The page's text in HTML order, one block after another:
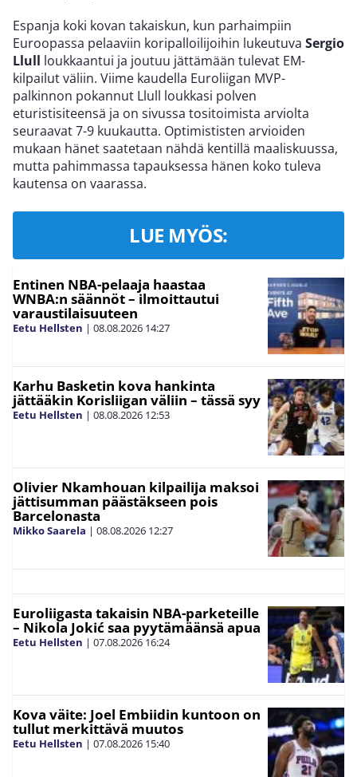
Espanja koki kovan takaiskun, kun parhaimpiin
Euroopassa pelaaviin koripalloilijoihin lukeutuva Sergio
Llull loukkaantui ja joutuu jättämään tulevat EM-
kilpailut väliin. Viime kaudella Euroliigan MVP-
palkinnon pokannut Llull loukkasi polven
eturistisiteensä ja on sivussa tositoimista arviolta
seuraavat 7-9 kuukautta. Optimististen arvioiden
mukaan hänet saatetaan nähdä kentillä maaliskuussa,
mutta pahimmassa tapauksessa hänen koko tuleva
kautensa on vaarassa.
LUE MYÖS:
Entinen NBA-pelaaja haastaa
WNBA:n säännöt – ilmoittautui
varaustilaisuuteen
Eetu Hellsten | 08.08.2026 14:27
Karhu Basketin kova hankinta
jättääkin Korisliigan väliin – tässä syy
Eetu Hellsten | 08.08.2026 12:53
Olivier Nkamhouan kilpailija maksoi
jättisumman päästäkseen pois
Barcelonasta
Mikko Saarela | 08.08.2026 12:27
Euroliigasta takaisin NBA-parketeille
– Nikola Jokić saa pyytämäänsä apua
Eetu Hellsten | 07.08.2026 16:24
Kova väite: Joel Embiidin kuntoon on
tullut merkittävä muutos
Eetu Hellsten | 07.08.2026 15:40